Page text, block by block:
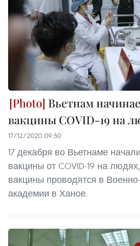
Вьетнам
вакцины COVID-19 на
17/12/2020 09:50
17 декабря во Вьетнаме
вакцины от COVID-19 на
вакцины проводятся в
академии в Ханое.